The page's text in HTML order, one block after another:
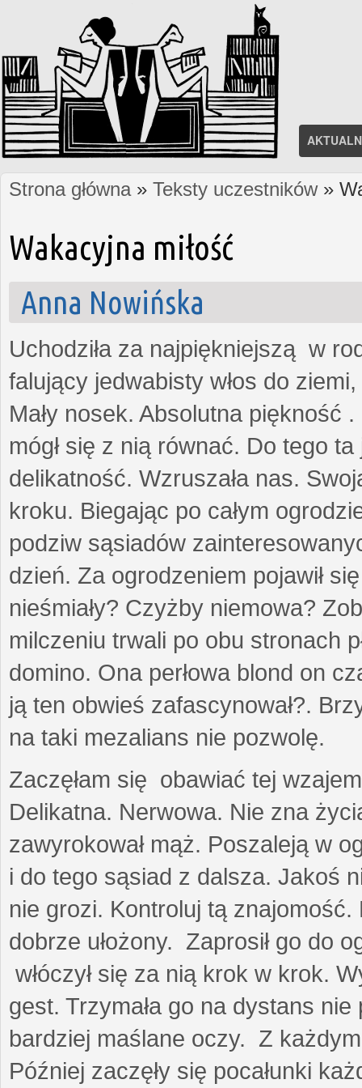
Jesteś tutaj
Strona główna» Teksty uczestników»
Wakacyjna miłość
Anna Nowińska
Uchodziła za najpiękniejszą w
falujący jedwabisty włos do
Mały nosek. Absolutna piękność
mógł się z nią równać. Do tego
delikatność. Wzruszała nas.
kroku. Biegając po całym
podziw sąsiadów
dzień. Za ogrodzeniem pojawił
nieśmiały? Czyżby niemowa?
milczeniu trwali po obu stronach
domino. Ona perłowa blond on
ją ten obwieś zafascynował?.
na taki mezalians nie pozwolę.
Zaczęłam się obawiać tej
Delikatna. Nerwowa. Nie zna
zawyrokował mąż. Poszaleją w
i do tego sąsiad z dalsza. Jakoś
nie grozi. Kontroluj tą
dobrze ułożony. Zaprosił go do
włóczył się za nią krok w krok.
gest. Trzymała go na dystans
bardziej maślane oczy. Z
Później zaczęły się pocałunki